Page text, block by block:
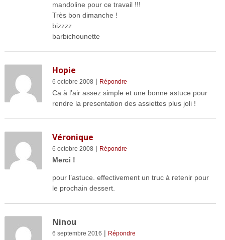
mandoline pour ce travail !!!
Très bon dimanche !
bizzzz
barbichounette
Hopie
6 octobre 2008 | Répondre
Ca à l’air assez simple et une bonne astuce pour
rendre la presentation des assiettes plus joli !
Véronique
6 octobre 2008 | Répondre
Merci !
pour l’astuce. effectivement un truc à retenir pour
le prochain dessert.
Ninou
6 septembre 2016 | Répondre